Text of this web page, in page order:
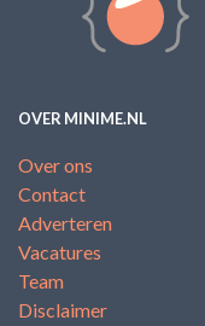
OVER MINIME.NL
Over ons
Contact
Adverteren
Vacatures
Team
Disclaimer